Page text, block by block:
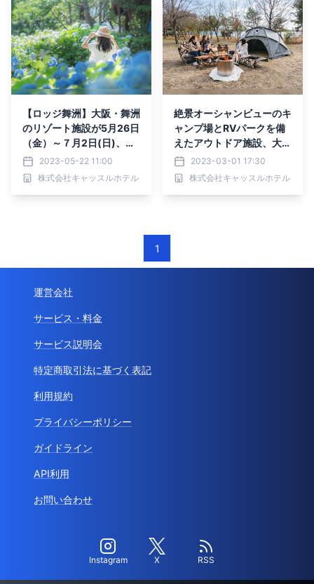
【ロッジ舞洲】大阪・舞洲
のリゾート施設が5月26日
（金）～７月2日(日)、恒
例の「あじさい展」開催！
色とりどりの紫陽花の絶景
でおもてなし
2023-05-22 11:00
株式会社キャッスルホテル
絶景オーシャンビューのキ
ャンプ場とRVパークを備
えたアウトドア施設、大
阪・舞洲に3月18日オープ
ン
2023-03-01 17:30
株式会社キャッスルホテル
1
運営会社
サービス・料金
サービス説明会
特定商取引法に基づく表記
利用規約
プライバシーポリシー
ガイドライン
API利用
お問い合わせ
Instagram X RSS